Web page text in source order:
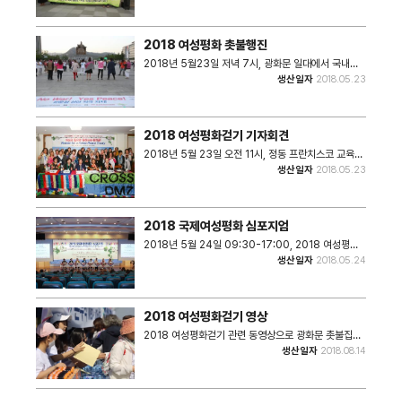
2018 여성평화 촛불행진
2018년 5월23일 저녁 7시, 광화문 일대에서 국내외
여성평화활동가들이 모인 가운데 판문점 선언 지지와 한
생산일자 2018.05.23
2018 여성평화걷기 기자회견
2018년 5월 23일 오전 11시, 정동 프란치스코 교육회
관 220호에서 열린 2018 여성평화걷기 기자회견 사
생산일자 2018.05.23
2018 국제여성평화 심포지엄
2018년 5월 24일 09:30-17:00, 2018 여성평화
걷기 행사의 일환으로 국회도서관 대강당에서 개최된
진.
생산일자 2018.05.24
2018 여성평화걷기 영상
2018 여성평화걷기 관련 동영상으로 광화문 촛불집회
와 소녀상 앞 행진, 국제여성평화 심포지움, 여성평화걷
생산일자 2018.08.14